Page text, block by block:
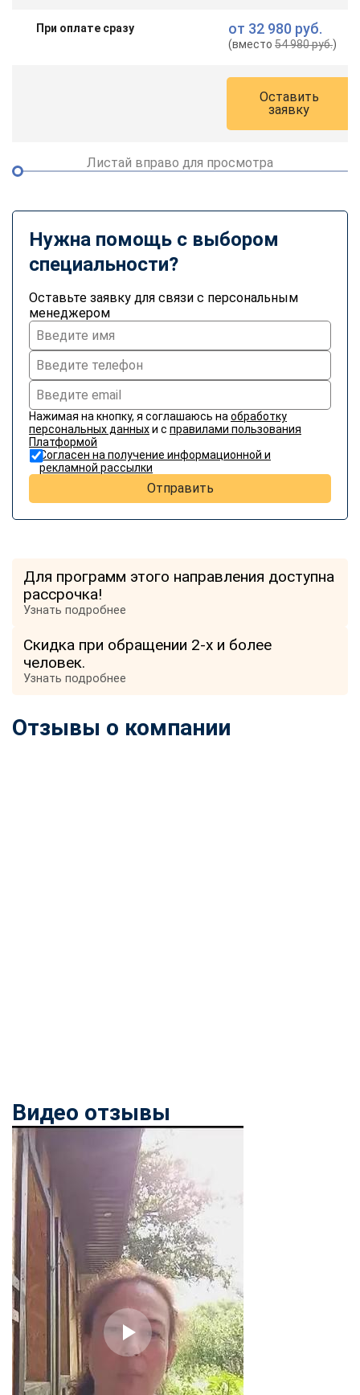
При оплате сразу от 32 980 руб.
(вместо54 980 руб.)
Оставить
заявку
Листай вправо для просмотра
Нужна помощь с выбором
специальности?
Оставьте заявку для связи с персональным
менеджером
Нажимая на кнопку, я соглашаюсь на обработку
персональных данныхи с правилами пользования
Платформой
Согласен на получение информационной и
рекламной рассылки
Отправить
Для программ этого направления доступна
рассрочка!
Узнать подробнее
Скидка при обращении 2-х и более
человек.
Узнать подробнее
Отзывы о компании
Видео отзывы